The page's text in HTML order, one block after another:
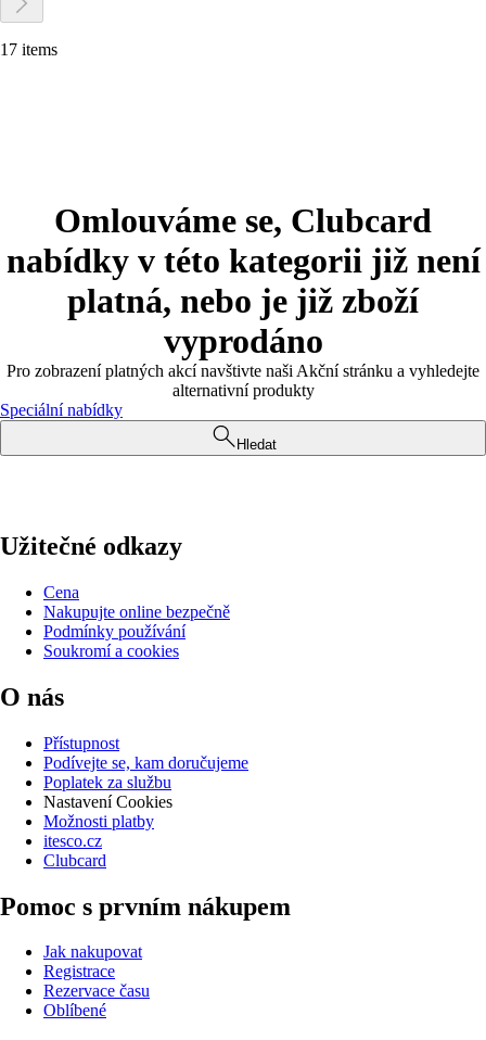
17 items
Omlouváme se, Clubcard
nabídky v této kategorii již není
platná, nebo je již zboží
vyprodáno
Pro zobrazení platných akcí navštivte naši Akční stránku a vyhledejte
alternativní produkty
Speciální nabídky
Hledat
Užitečné odkazy
Cena
Nakupujte online bezpečně
Podmínky používání
Soukromí a cookies
O nás
Přístupnost
Podívejte se, kam doručujeme
Poplatek za službu
Nastavení Cookies
Možnosti platby
itesco.cz
Clubcard
Pomoc s prvním nákupem
Jak nakupovat
Registrace
Rezervace času
Oblíbené